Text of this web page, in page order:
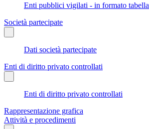
Enti pubblici vigilati - in formato
Società partecipate
Dati società partecipate
Enti di diritto privato controllati
Enti di diritto privato controllati
Rappresentazione grafica
Attività e procedimenti